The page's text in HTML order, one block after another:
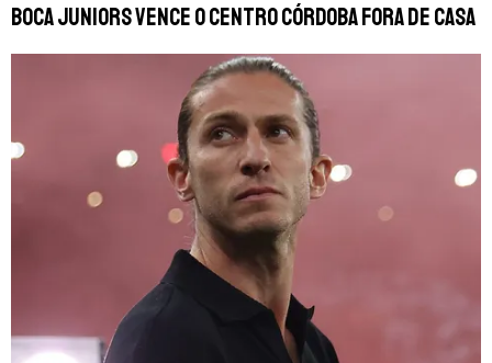
Boca Juniors vence o Centro Córdoba fora de casa